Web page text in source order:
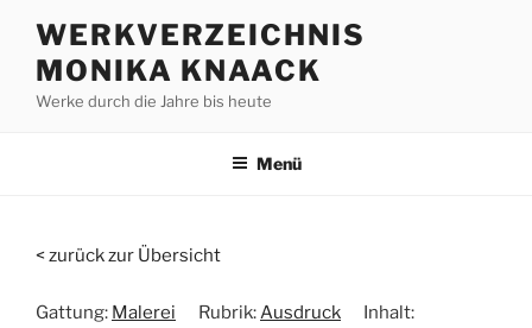
Inhalt
springen
WERKVERZEICHNIS
MONIKA KNAACK
Werke durch die Jahre bis heute
Menü
< zurück zur Übersicht
Gattung: Malerei Rubrik: Ausdruck
Inhalt: